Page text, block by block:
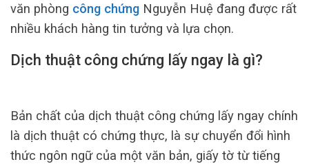
văn phòng công chứng Nguyễn Huệ đang được rất
nhiều khách hàng tin tưởng và lựa chọn.
Dịch thuật công chứng lấy ngay là gì?
Bản chất của dịch thuật công chứng lấy ngay chính
là dịch thuật có chứng thực, là sự chuyển đổi hình
thức ngôn ngữ của một văn bản, giấy tờ từ tiếng